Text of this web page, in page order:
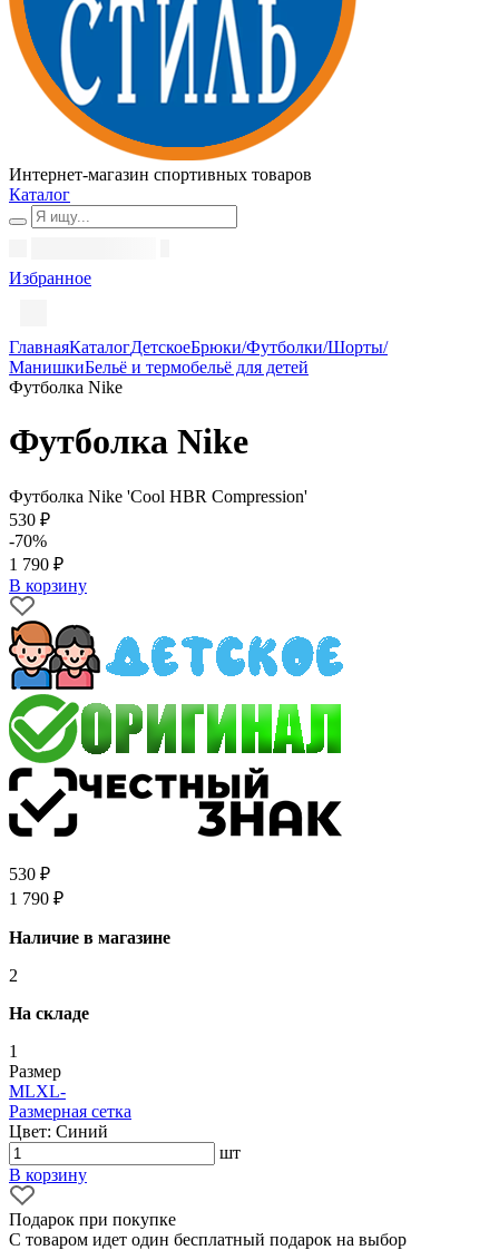
Интернет-магазин спортивных товаров
Каталог
Избранное
ГлавнаяКаталогДетскоеБрюки/Футболки/Шорты/
МанишкиБельё и термобельё для детей
Футболка Nike
Футболка Nike
Футболка Nike 'Cool HBR Compression'
530 ₽
-70%
1 790 ₽
В корзину
530 ₽
1 790 ₽
Наличие в магазине
2
На складе
1
Размер
MLXL-
Размерная сетка
Цвет: Синий
шт
В корзину
Подарок при покупке
С товаром идет один бесплатный подарок на выбор